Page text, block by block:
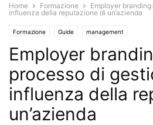
Home Formazione
Employer
influenza della reputazione di un’azienda
Formazione Guide management
Employer
processo di
influenza della
un’azienda